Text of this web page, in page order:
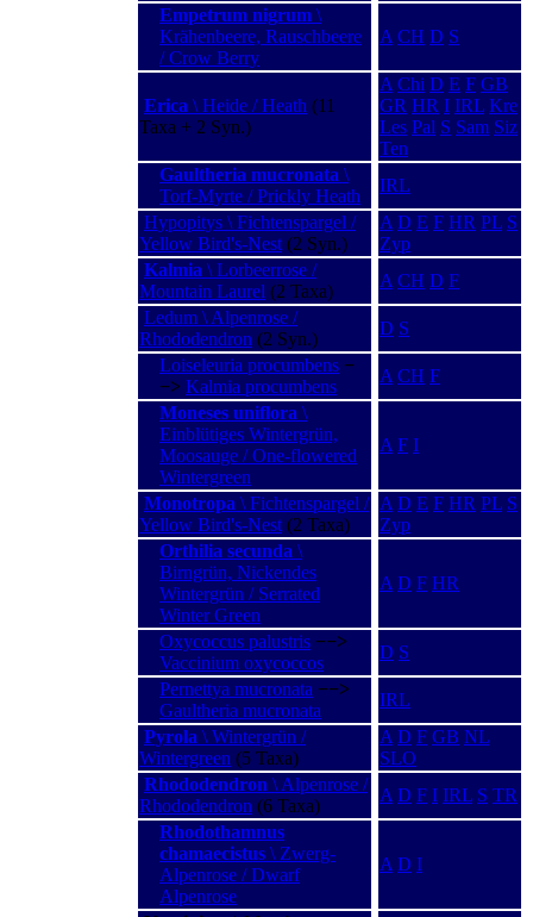
Empetrum nigrum \
Krähenbeere, Rauschbeere
/ Crow Berry
A CH D S
Erica \ Heide / Heath (11
Taxa + 2 Syn.)
A Chi D E F GB
GR HR I IRL Kre
Les Pal S Sam Siz
Ten
Gaultheria mucronata \
Torf-Myrte / Prickly Heath
IRL
Hypopitys \ Fichtenspargel /
Yellow Bird's-Nest (2 Syn.)
A D E F HR PL S
Zyp
Kalmia \ Lorbeerrose /
Mountain Laurel (2 Taxa)
A CH D F
Ledum \ Alpenrose /
Rhododendron (2 Syn.)
D S
Loiseleuria procumbens −
−> Kalmia procumbens
A CH F
Moneses uniflora \
Einblütiges Wintergrün,
Moosauge / One-flowered
Wintergreen
A F I
Monotropa \ Fichtenspargel /
Yellow Bird's-Nest (2 Taxa)
A D E F HR PL S
Zyp
Orthilia secunda \
Birngrün, Nickendes
Wintergrün / Serrated
Winter Green
A D F HR
Oxycoccus palustris −−>
Vaccinium oxycoccos
D S
Pernettya mucronata −−>
Gaultheria mucronata
IRL
Pyrola \ Wintergrün /
Wintergreen (5 Taxa)
A D F GB NL
SLO
Rhododendron \ Alpenrose /
Rhododendron (6 Taxa)
A D F I IRL S TR
Rhodothamnus
chamaecistus \ Zwerg-
Alpenrose / Dwarf
Alpenrose
A D I